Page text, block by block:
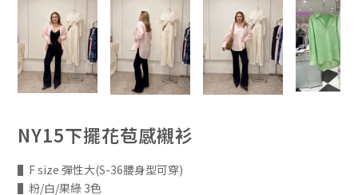
NY15下擺花苞感襯衫
▌F size 彈性大(S-36腰身型可穿)
▌粉/白/果綠 3色